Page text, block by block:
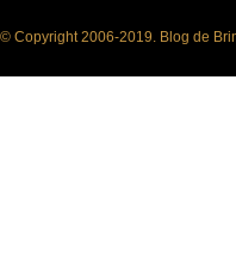
© Copyright 2006-2019. Blog de